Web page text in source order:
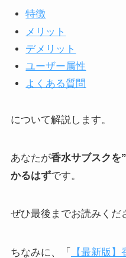
特徴
メリット
デメリット
ユーザー属性
よくある質問
について解説します。
あなたが香水サブスクを
かるはずです。
ぜひ最後までお読みくだ
ちなみに、「 【最新版